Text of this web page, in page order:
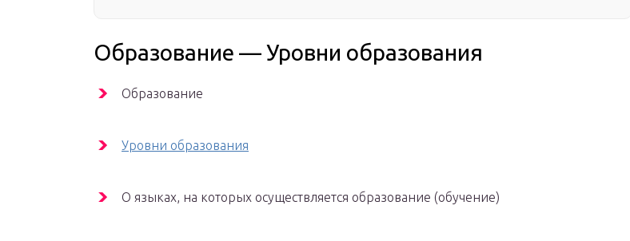
Образование — Уровни образования
Образование
Уровни образования
О языках, на которых осуществляется образование (обучение)